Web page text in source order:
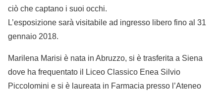
ciò che captano i suoi occhi.
L’esposizione sarà visitabile ad ingresso libero fino al 31
gennaio 2018.
Marilena Marisi è nata in Abruzzo, si è trasferita a Siena
dove ha frequentato il Liceo Classico Enea Silvio
Piccolomini e si è laureata in Farmacia presso l’Ateneo